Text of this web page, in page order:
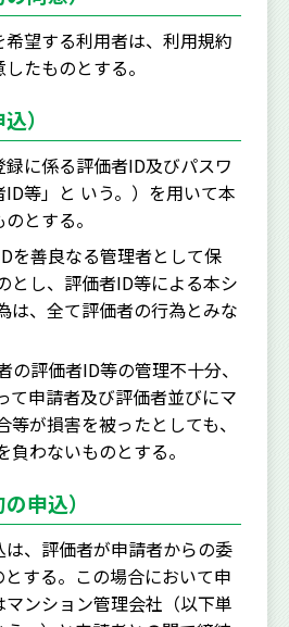
望する利用者は、利用規約
たものとする。
）
に係る評価者ID及びパスワ
等」と いう。）を用いて本
とする。
を善良なる管理者として保
とし、評価者ID等による本シ
は、全て評価者の行為とみな
の評価者ID等の管理不十分、
て申請者及び評価者並びにマ
等が損害を被ったとしても、
わないものとする。
申込）
、評価者が申請者からの委
する。この場合において申
ンション管理会社（以下単